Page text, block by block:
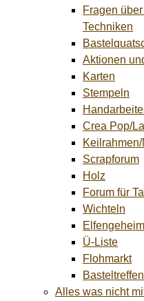
Fragen
Techniken
Aktionen
Karten
Stempeln
Crea Pop/
Scrapforum
Holz
Forum für
Wichteln
Ü-Liste
Flohmarkt
Basteltreffen
Alles was nicht